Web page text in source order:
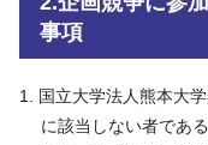
事項
国立大学法人熊本大
に該当しない者である